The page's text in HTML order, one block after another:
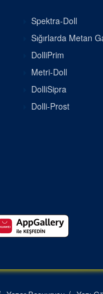
Spektra-Doll
Sığırlarda Metan
DolliPrim
Metri-Doll
DolliSipra
Dolli-Prost